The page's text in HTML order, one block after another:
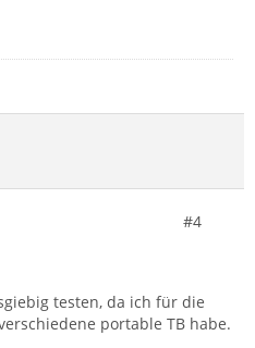
#4
testen, da ich für die
portable TB habe.